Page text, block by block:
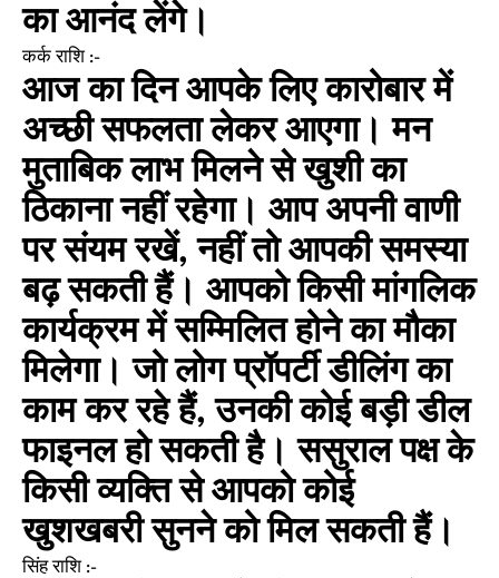
का आनंद लेंगे।
कर्क राशि :-
आज का दिन आपके लिए कारोबार में
अच्छी सफलता लेकर आएगा। मन
मुताबिक लाभ मिलने से खुशी का
ठिकाना नहीं रहेगा। आप अपनी वाणी
पर संयम रखें, नहीं तो आपकी समस्या
बढ़ सकती हैं। आपको किसी मांगलिक
कार्यक्रम में सम्मिलित होने का मौका
मिलेगा। जो लोग प्रॉपर्टी डीलिंग का
काम कर रहे हैं, उनकी कोई बड़ी डील
फाइनल हो सकती है। ससुराल पक्ष के
किसी व्यक्ति से आपको कोई
खुशखबरी सुनने को मिल सकती हैं।
सिंह राशि :-